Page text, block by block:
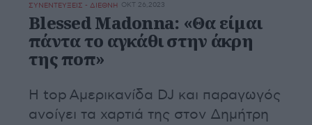
ΣΥΝΕΝΤΕΥΞΕΙΣ - ΔΙΕΘΝΗ ΟΚΤ 26,2023
Blessed Madonna: «Θα είμαι
πάντα το αγκάθι στην άκρη
της ποπ»
H top Αμερικανίδα DJ και παραγωγός
ανοίγει τα χαρτιά της στον Δημήτρη